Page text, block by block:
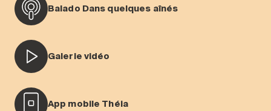
Balado Dans quelques aînés
Galerie vidéo
App mobile Théia